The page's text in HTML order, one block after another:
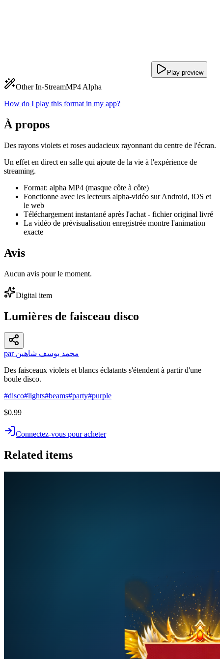
Play preview
Other In-StreamMP4 Alpha
How do I play this format in my app?
À propos
Des rayons violets et roses audacieux rayonnant du centre de l'écran.
Un effet en direct en salle qui ajoute de la vie à l'expérience de
streaming.
Format: alpha MP4 (masque côte à côte)
Fonctionne avec les lecteurs alpha-vidéo sur Android, iOS et
le web
Téléchargement instantané après l'achat - fichier original livré
La vidéo de prévisualisation enregistrée montre l'animation
exacte
Avis
Aucun avis pour le moment.
Digital item
Lumières de faisceau disco
par محمد يوسف شاهين
Des faisceaux violets et blancs éclatants s'étendent à partir d'une
boule disco.
#disco#lights#beams#party#purple
$0.99
Connectez-vous pour acheter
Related items